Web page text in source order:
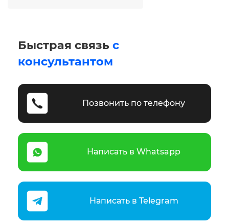
Быстрая связь с
консультантом
Позвонить по телефону
Написать в Whatsapp
Написать в Telegram